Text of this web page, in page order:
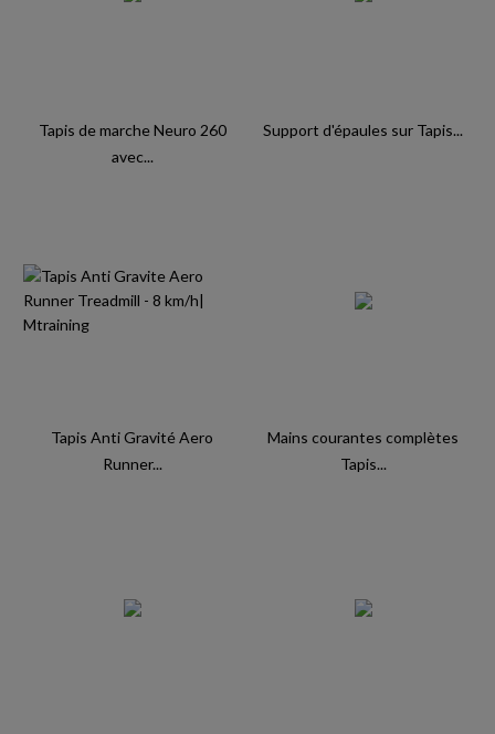
Tapis de marche Neuro 260
avec...
Support d'épaules sur Tapis...
Tapis Anti Gravité Aero
Runner...
Mains courantes complètes
Tapis...